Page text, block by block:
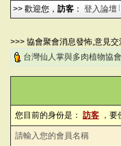
>> 歡迎您， 訪客 ： 登入論壇
>>> 協會聚會消息發怖,意見交
台灣仙人掌與多肉植物協會
您目前的身份是： 訪客 ，
請輸入您的會員名稱